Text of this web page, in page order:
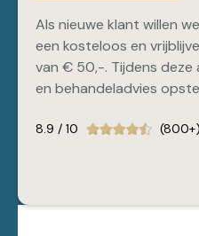
Als nieuwe klant willen
een kosteloos en
van € 50,-. Tijdens deze
en behandeladvies
8.9 / 10 (800+)